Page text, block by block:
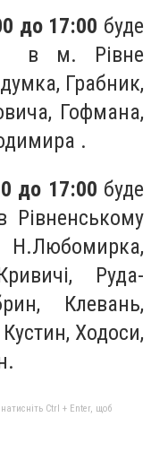
до 17:00 буде
в м. Рівне
Грабник,
Гофмана,
.
до 17:00 буде
Рівненському
Руда-
Клевань,
Ходоси,
Ctrl + Enter, щоб